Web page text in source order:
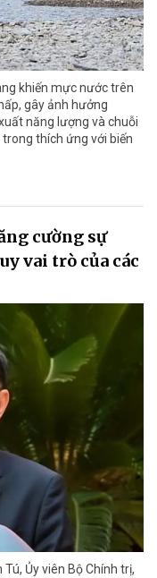
khiến mực nước trên
gây ảnh hưởng
năng lượng và chuỗi
thích ứng với biến
cường sự
vai trò của các
Ủy viên Bộ Chính trị,